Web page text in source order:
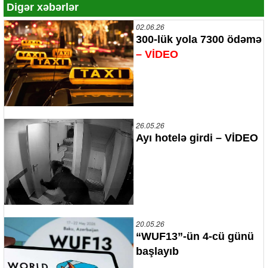
Digər xəbərlər
02.06.26
300-lük yola 7300 ödəmə
– VİDEO
26.05.26
Ayı hotelə girdi – VİDEO
20.05.26
“WUF13”-ün 4-cü günü
başlayıb